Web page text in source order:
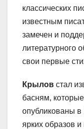
классических
известным
замечен и
литературного
свои первые
Крылов стал
басням,
опубликованы
ярких образов